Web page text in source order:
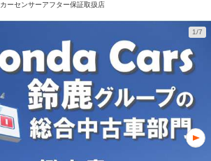
カーセンサーアフター保証取扱店
1/7